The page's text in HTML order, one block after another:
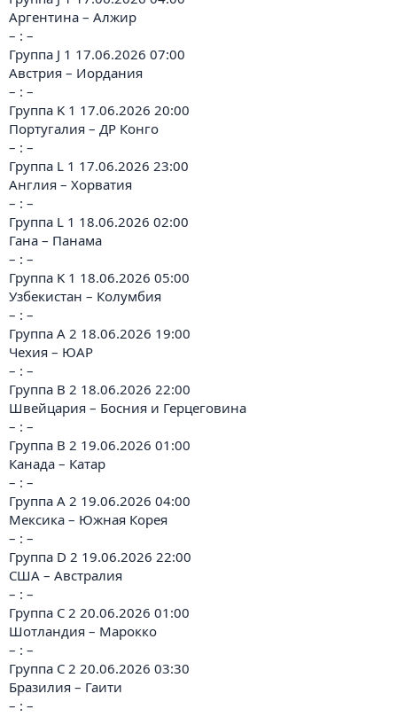
Аргентина – Алжир
– : –
Группа J 1 17.06.2026 07:00
Австрия – Иордания
– : –
Группа K 1 17.06.2026 20:00
Португалия – ДР Конго
– : –
Группа L 1 17.06.2026 23:00
Англия – Хорватия
– : –
Группа L 1 18.06.2026 02:00
Гана – Панама
– : –
Группа K 1 18.06.2026 05:00
Узбекистан – Колумбия
– : –
Группа A 2 18.06.2026 19:00
Чехия – ЮАР
– : –
Группа B 2 18.06.2026 22:00
Швейцария – Босния и Герцеговина
– : –
Группа B 2 19.06.2026 01:00
Канада – Катар
– : –
Группа A 2 19.06.2026 04:00
Мексика – Южная Корея
– : –
Группа D 2 19.06.2026 22:00
США – Австралия
– : –
Группа C 2 20.06.2026 01:00
Шотландия – Марокко
– : –
Группа C 2 20.06.2026 03:30
Бразилия – Гаити
– : –